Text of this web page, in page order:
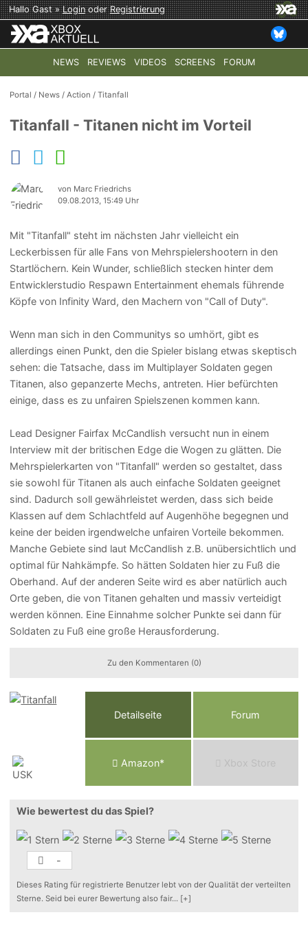
Hallo Gast »LoginoderRegistrierung
NEWS REVIEWS VIDEOS SCREENS FORUM
TOP-THEMEN: COD: MODERN WARFARE 4 HALO:
Portal / News /Action /Titanfall
Titanfall - Titanen nicht im Vorteil
von Marc Friedrichs
09.08.2013, 15:49 Uhr
Mit "Titanfall" steht im nächsten Jahr vielleicht ein
Leckerbissen für alle Fans von Mehrspielershootern in den
Startlöchern. Kein Wunder, schließlich stecken hinter dem
Entwicklerstudio Respawn Entertainment ehemals führende
Köpfe von Infinity Ward, den Machern von "Call of Duty".
Wenn man sich in den Communitys so umhört, gibt es
allerdings einen Punkt, den die Spieler bislang etwas skeptisch
sehen: die Tatsache, dass im Multiplayer Soldaten gegen
Titanen, also gepanzerte Mechs, antreten. Hier befürchten
einige, dass es zu unfairen Spielszenen kommen kann.
Lead Designer Fairfax McCandlish versucht nun in einem
Interview mit der britischen Edge die Wogen zu glätten. Die
Mehrspielerkarten von "Titanfall" werden so gestaltet, dass
sie sowohl für Titanen als auch einfache Soldaten geeignet
sind. Dadurch soll gewährleistet werden, dass sich beide
Klassen auf dem Schlachtfeld auf Augenhöhe begegnen und
keine der beiden irgendwelche unfairen Vorteile bekommen.
Manche Gebiete sind laut McCandlish z.B. unübersichtlich und
optimal für Nahkämpfe. So hätten Soldaten hier zu Fuß die
Oberhand. Auf der anderen Seite wird es aber natürlich auch
Orte geben, die von Titanen gehalten und massiv verteidigt
werden können. Eine Einnahme solcher Punkte sei dann für
Soldaten zu Fuß eine große Herausforderung.
Zu den Kommentaren (0)
Detailseite Forum
Amazon* Xbox Store
Wie bewertest du das Spiel?
-
Dieses Rating für registrierte Benutzer lebt von der Qualität der verteilten
Sterne. Seid bei eurer Bewertung also fair... [+]